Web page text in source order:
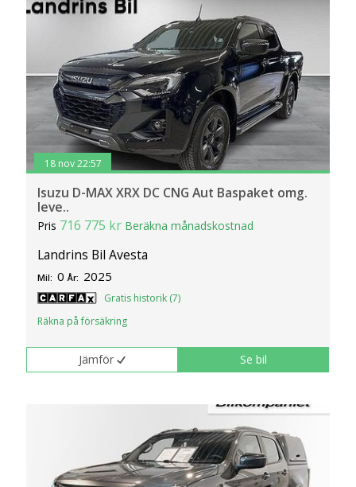
18 nov 22:57
Isuzu D-MAX XRX DC CNG Aut Baspaket omg.
leve..
Pris 716 775 kr Beräkna månadskostnad
Landrins Bil Avesta
Mil: 0 År: 2025
Gratis historik (7)
Räkna på försäkring
Jämför Se bil